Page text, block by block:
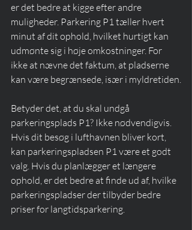
er det bedre at kigge efter andre
muligheder. Parkering P1 tæller hvert
minut af dit ophold, hvilket hurtigt kan
udmønte sig i høje omkostninger. For
ikke at nævne det faktum, at pladserne
kan være begrænsede, især i myldretiden.
Betyder det, at du skal undgå
parkeringsplads P1? Ikke nødvendigvis.
Hvis dit besøg i lufthavnen bliver kort,
kan parkeringspladsen P1 være et godt
valg. Hvis du planlægger et længere
ophold, er det bedre at finde ud af, hvilke
parkeringspladser der tilbyder bedre
priser for langtidsparkering.